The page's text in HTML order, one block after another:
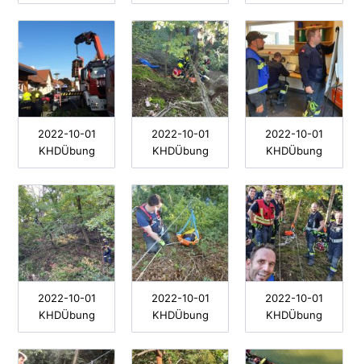
2022-10-01
KHDÜbung
2022-10-01
KHDÜbung
2022-10-01
KHDÜbung
2022-10-01
KHDÜbung
2022-10-01
KHDÜbung
2022-10-01
KHDÜbung